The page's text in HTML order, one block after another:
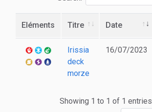
Eléments Titre Date
Irissia
deck
morze
16/07/2023
Showing 1 to 1 of 1 entries